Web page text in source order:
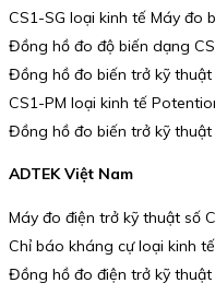
CS1-SG loại kinh tế Máy đo
Đồng hồ đo độ biến dạng
Đồng hồ đo biến trở kỹ thuật
CS1-PM loại kinh tế
Đồng hồ đo biến trở kỹ thuật
ADTEK Việt Nam
Máy đo điện trở kỹ thuật số
Chỉ báo kháng cự loại kinh
Đồng hồ đo điện trở kỹ thuật